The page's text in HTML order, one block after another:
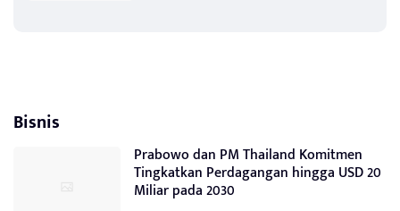
Bisnis
Prabowo dan PM Thailand Komitmen
Tingkatkan Perdagangan hingga USD 20
Miliar pada 2030